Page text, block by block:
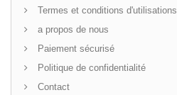
Termes et conditions d'utilisations
a propos de nous
Paiement sécurisé
Politique de confidentialité
Contact